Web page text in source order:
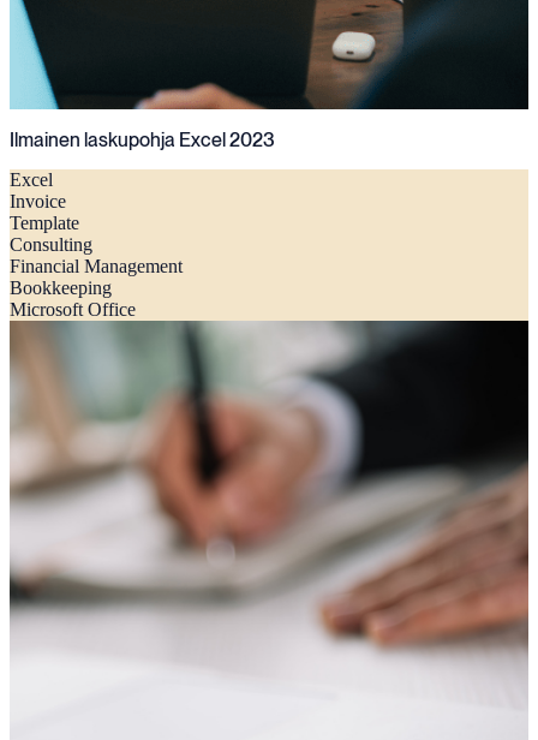
Ilmainen laskupohja Excel 2023
Excel
Invoice
Template
Consulting
Financial Management
Bookkeeping
Microsoft Office